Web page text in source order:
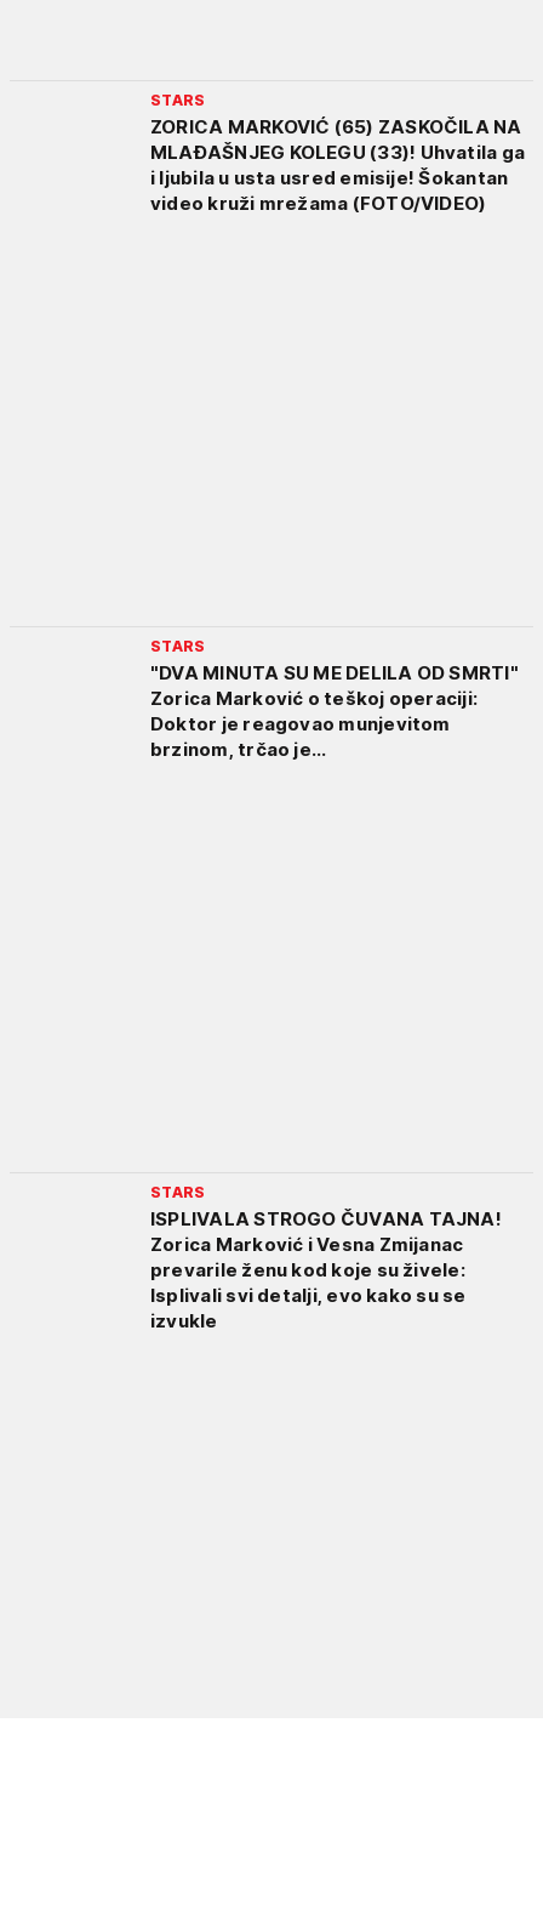
STARS
ZORICA MARKOVIĆ (65) ZASKOČILA NA
MLAĐAŠNJEG KOLEGU (33)! Uhvatila ga
i ljubila u usta usred emisije! Šokantan
video kruži mrežama (FOTO/VIDEO)
STARS
"DVA MINUTA SU ME DELILA OD SMRTI"
Zorica Marković o teškoj operaciji:
Doktor je reagovao munjevitom
brzinom, trčao je...
STARS
ISPLIVALA STROGO ČUVANA TAJNA!
Zorica Marković i Vesna Zmijanac
prevarile ženu kod koje su živele:
Isplivali svi detalji, evo kako su se
izvukle